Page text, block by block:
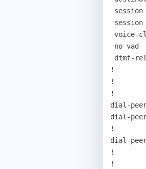
voice-class codec 1
!
!
!
dial-
dial-
!
dial-
!